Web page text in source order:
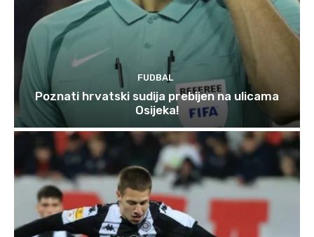
FUDBAL
Poznati hrvatski sudija prebijen na ulicama
Osijeka!